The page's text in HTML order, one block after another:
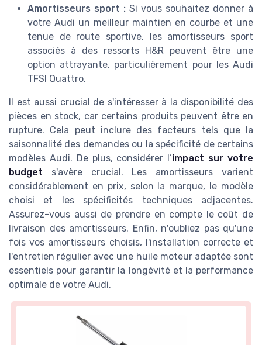
Amortisseurs sport : Si vous souhaitez donner à
votre Audi un meilleur maintien en courbe et une
tenue de route sportive, les amortisseurs sport
associés à des ressorts H&R peuvent être une
option attrayante, particulièrement pour les Audi
TFSI Quattro.
Il est aussi crucial de s'intéresser à la disponibilité des
pièces en stock, car certains produits peuvent être en
rupture. Cela peut inclure des facteurs tels que la
saisonnalité des demandes ou la spécificité de certains
modèles Audi. De plus, considérer l’impact sur votre
budget s'avère crucial. Les amortisseurs varient
considérablement en prix, selon la marque, le modèle
choisi et les spécificités techniques adjacentes.
Assurez-vous aussi de prendre en compte le coût de
livraison des amortisseurs. Enfin, n'oubliez pas qu'une
fois vos amortisseurs choisis, l'installation correcte et
l'entretien régulier avec une huile moteur adaptée sont
essentiels pour garantir la longévité et la performance
optimale de votre Audi.